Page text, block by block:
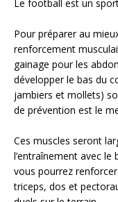
Le football est un
Pour préparer au
renforcement
gainage pour les
développer le bas du
jambiers et mollets)
de prévention est le
Ces muscles seront
l’entraînement avec le
vous pourrez
triceps, dos et